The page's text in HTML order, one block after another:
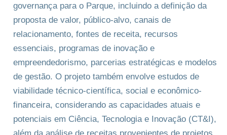
governança para o Parque, incluindo a definição da
proposta de valor, público-alvo, canais de
relacionamento, fontes de receita, recursos
essenciais, programas de inovação e
empreendedorismo, parcerias estratégicas e modelos
de gestão. O projeto também envolve estudos de
viabilidade técnico-científica, social e econômico-
financeira, considerando as capacidades atuais e
potenciais em Ciência, Tecnologia e Inovação (CT&I),
além da análise de receitas provenientes de projetos